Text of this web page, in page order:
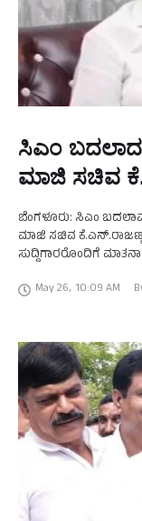
ಸಿಎಂ
ಮಾಜಿ ಸಚಿವ
ಬೆಂಗಳೂರು: ಸಿಎಂ
ಮಾಜಿ ಸಚಿವ ಕೆ.ಎನ್.ರಾಜಣ್ಣ
ಸುದ್ದಿಗಾರರೊಂದಿಗೆ
ಮುಂದುವರಿಸಬೇಕೋ
May 26, 10:09 AM